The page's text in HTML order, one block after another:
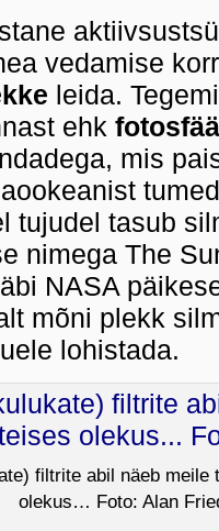
vedamise
leida.
ehk
mis
tujudel tasub
nimega The
NASA
mõni plekk
lohistada.
filtrite abil näeb
olekus… Foto: Alan